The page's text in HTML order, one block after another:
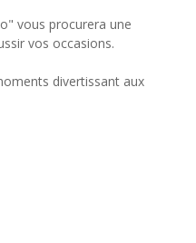
vous procurera une
vos occasions.
divertissant aux